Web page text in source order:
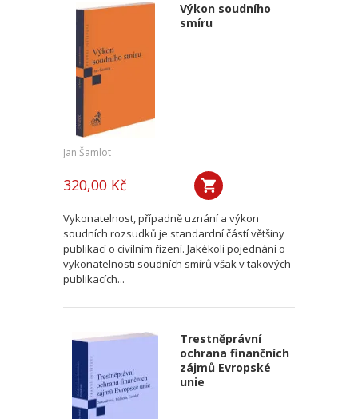
Výkon soudního
smíru
Jan Šamlot
320,00 Kč
Vykonatelnost, případně uznání a výkon
soudních rozsudků je standardní částí většiny
publikací o civilním řízení. Jakékoli pojednání o
vykonatelnosti soudních smírů však v takových
publikacích...
Trestněprávní
ochrana finančních
zájmů Evropské
unie